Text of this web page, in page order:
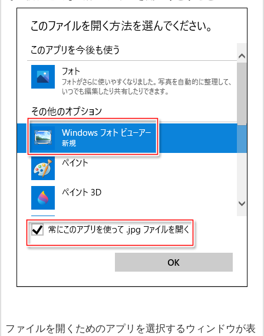
ファイルを開くためのアプリを選択するウィンドウが表